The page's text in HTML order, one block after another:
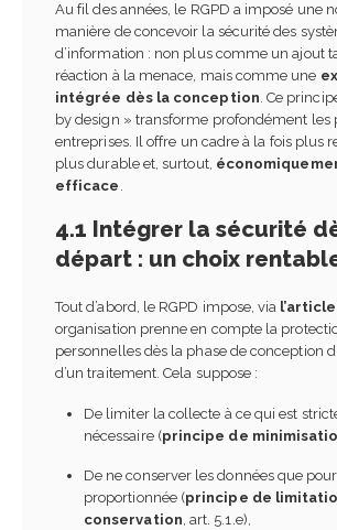
Au fil des années, le RGPD a imposé une
manière de concevoir la sécurité des
d’information : non plus comme un ajout
réaction à la menace, mais comme une
intégrée dès la conception. Ce
by design » transforme profondément les
entreprises. Il offre un cadre à la fois plus
plus durable et, surtout,
efficace .
4.1 Intégrer la sécurité
départ : un choix
Tout d’abord, le RGPD impose, via l’article
organisation prenne en compte la
personnelles dès la phase de conception
d’un traitement. Cela suppose :
De limiter la collecte à ce qui est
nécessaire (principe de
De ne conserver les données que
proportionnée (principe de
conservation , art. 5.1.e),